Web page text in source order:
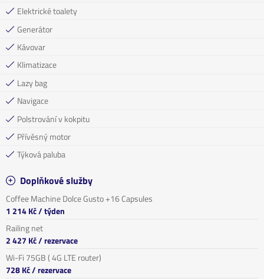
Elektrické toalety
Generátor
Kávovar
Klimatizace
Lazy bag
Navigace
Polstrování v kokpitu
Přívěsný motor
Týková paluba
Doplňkové služby
Coffee Machine Dolce Gusto +16 Capsules
1 214 Kč/ týden
Railing net
2 427 Kč/ rezervace
Wi-Fi 75GB ( 4G LTE router)
728 Kč/ rezervace